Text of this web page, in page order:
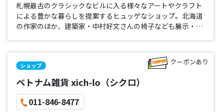
札幌最古のクラシックなビルに入る様々なアートやクラフト
による豊かな暮らしを提案するヒュッゲなショップ。北海道
の作家のほか、建築家・中村好文さんの椅子なども展示・受
ショップ
ベトナム雑貨 xich-lo（シクロ）
011-846-8477
クーポンあり